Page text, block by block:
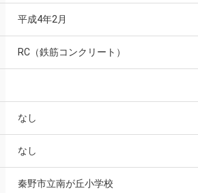
平成4年2月
RC（鉄筋コンクリート）
なし
なし
秦野市立南が丘小学校